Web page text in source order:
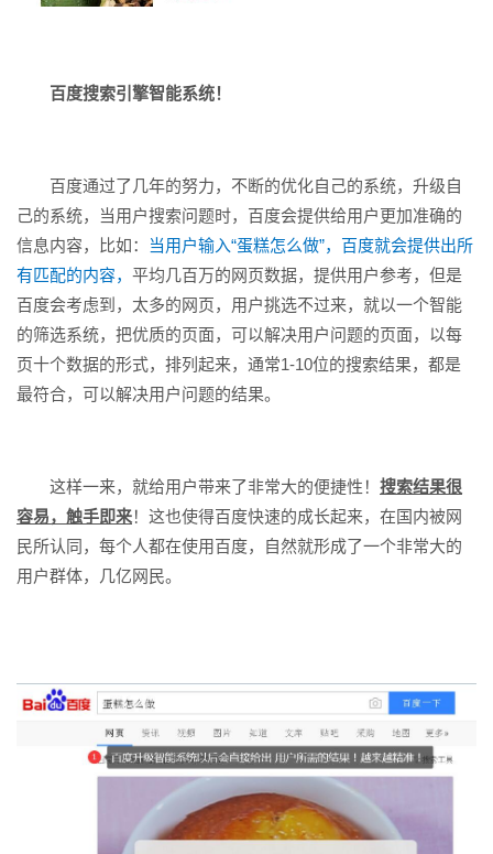
百度搜索引擎智能系统！
百度通过了几年的努力，不断的优化自己的系统，升级自
己的系统，当用户搜索问题时，百度会提供给用户更加准确的
信息内容，比如：
当用户输入“蛋糕怎么做”，百度就会提供出所
有匹配的内容， 平均几百万的网页数据，提供用户参考，但是
百度会考虑到，太多的网页，用户挑选不过来，就以一个智能
的筛选系统，把优质的页面，可以解决用户问题的页面，以每
页十个数据的形式，排列起来，通常1-10位的搜索结果，都是
最符合，可以解决用户问题的结果。
这样一来，就给用户带来了非常大的便捷性！ 搜索结果很
容易，触手即来！这也使得百度快速的成长起来，在国内被网
民所认同，每个人都在使用百度，自然就形成了一个非常大的
用户群体，几亿网民。